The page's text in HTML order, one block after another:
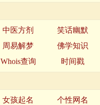
中医方剂
笑话幽默
周易解梦
佛学知识
Whois查询 时间戳
女孩起名
个性网名